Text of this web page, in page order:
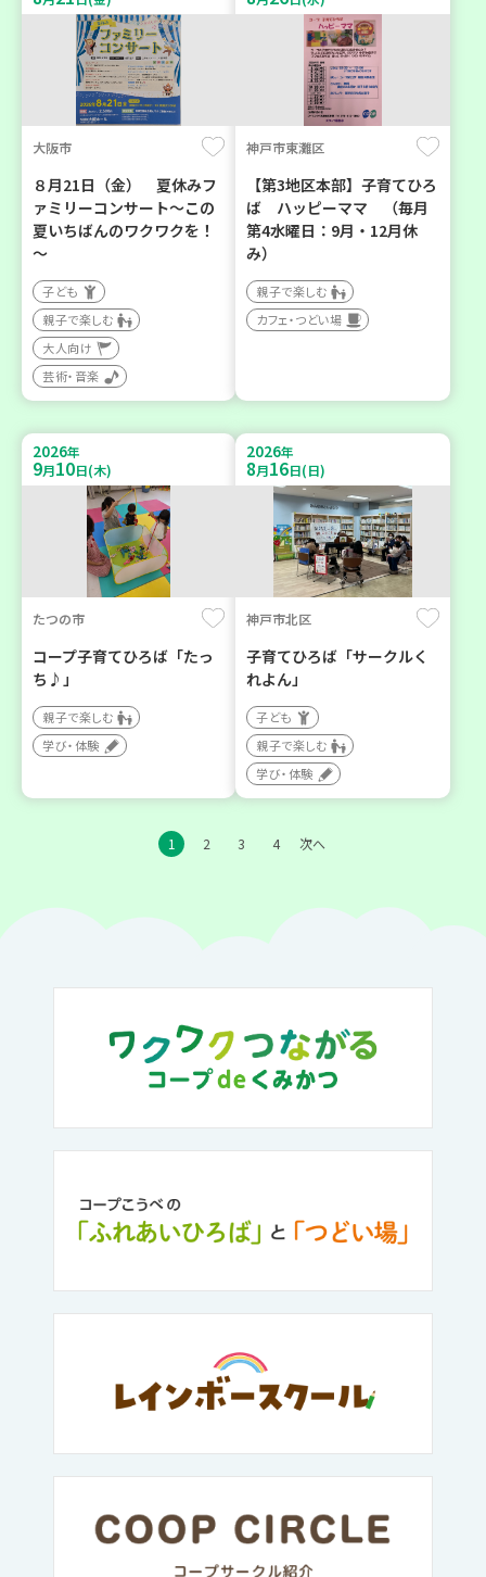
大阪市
８月21日（金） 夏休みフ
ァミリーコンサート～この
夏いちばんのワクワクを！
～
子ども
親子で楽しむ
大人向け
芸術・音楽
神戸市東灘区
【第3地区本部】子育てひろ
ば ハッピーママ （毎月
第4水曜日：9月・12月休
み）
親子で楽しむ
カフェ・つどい場
2026年
9月10日(木)
たつの市
コープ子育てひろば「たっ
ち♪」
親子で楽しむ
学び・体験
2026年
8月16日(日)
神戸市北区
子育てひろば「サークルく
れよん」
子ども
親子で楽しむ
学び・体験
1 2 3 4 次へ